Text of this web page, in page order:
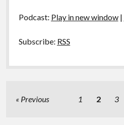
Podcast: Play in new window|
Subscribe: RSS
Paginação
Previous 1 2 3